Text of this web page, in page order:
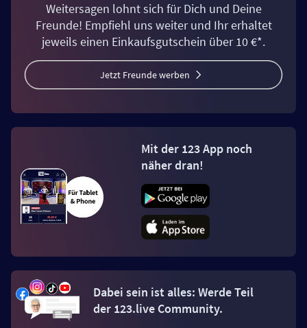
Weitersagen lohnt sich für Dich und Deine
Freunde! Empfiehl uns weiter und Ihr erhaltet
jeweils einen Einkaufsgutschein über 10 €*.
Jetzt Freunde werben
Mit der 123 App noch
näher dran!
Dabei sein ist alles: Werde Teil
der 123.live Community.